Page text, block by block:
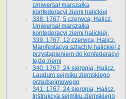
Uniwersał marszałka
konfederacyi ziemi halickiej
338. 1767, 5 czerwca, Halicz.
Uniwersał marszałka
konfederacyi ziemi halickiej.
339. 1767, 12 czerwca, Halicz.
Manifestacya szlachty halickiej z
przystąpieniem do konfederacyi
tejże ziemi
340. 1767, 24 sierpnia, Halicz.
Laudum sejmiku ziemskiego
przedsejmowego
341. 1767, 24 sierpnia, Halicz.
Instrukcya sejmiku ziemskiego